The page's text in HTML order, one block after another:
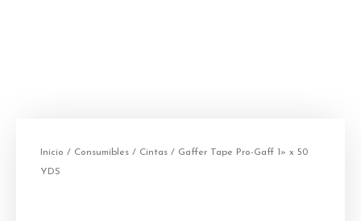
Inicio / Consumibles / Cintas / Gaffer Tape Pro-Gaff 1» x 50
YDS